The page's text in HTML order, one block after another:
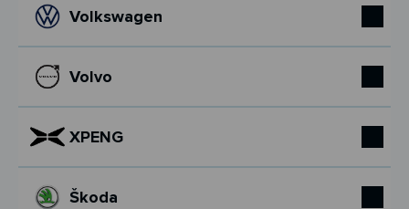
Volkswagen
Volvo
XPENG
Škoda